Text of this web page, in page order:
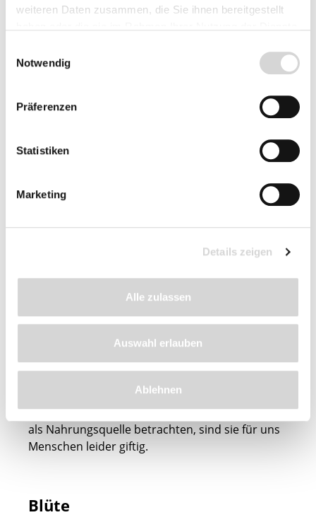
weiteren Daten zusammen, die Sie ihnen bereitgestellt
Notwendig
Präferenzen
Statistiken
Marketing
Details zeigen
Alle zulassen
Auswahl erlauben
Ablehnen
Art des Geißblatts lässt im Herbst nur einige
trägt die Kletterpflanze dazu bei, dass Ihr Garten
Frucht
Nach der reichen Blüte folgt dieFruchtbildung
Auch die kugeligen kleinen Früchte sind hübsch
von schwarz über rot bis orange. Eine wahre Zier
für die Kletterpflanze. Während Vögel die Beeren
als Nahrungsquelle betrachten, sind sie für uns
Menschen leider giftig.
Blüte